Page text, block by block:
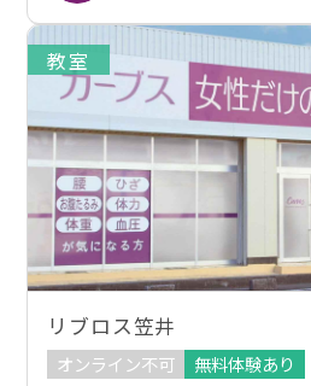
教室
リブロス笠井
オンライン不可
無料体験あり